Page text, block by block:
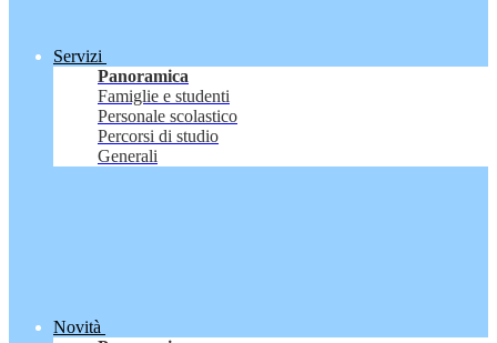
Servizi
Panoramica
Famiglie e studenti
Personale scolastico
Percorsi di studio
Generali
Novità